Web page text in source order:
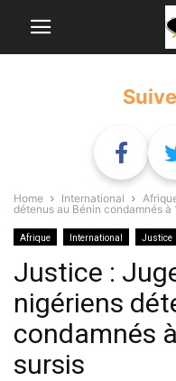
Home International
détenus au Bénin condamnés à
Afrique International Justice
Justice :
nigériens
condamnés
sursis